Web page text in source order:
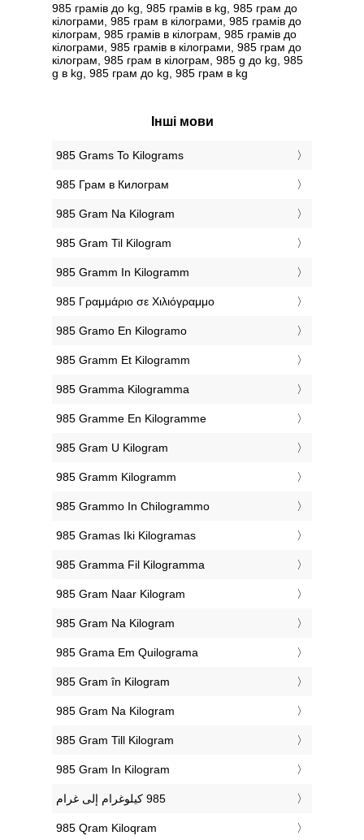
985 грамів до kg, 985 грамів в kg, 985 грам до
кілограми, 985 грам в кілограми, 985 грамів до
кілограм, 985 грамів в кілограм, 985 грамів до
кілограми, 985 грамів в кілограми, 985 грам до
кілограм, 985 грам в кілограм, 985 g до kg, 985
g в kg, 985 грам до kg, 985 грам в kg
Інші мови
‎985 Grams To Kilograms
‎985 Грам в Килограм
‎985 Gram Na Kilogram
‎985 Gram Til Kilogram
‎985 Gramm In Kilogramm
‎985 Γραμμάριο σε Χιλιόγραμμο
‎985 Gramo En Kilogramo
‎985 Gramm Et Kilogramm
‎985 Gramma Kilogramma
‎985 Gramme En Kilogramme
‎985 Gram U Kilogram
‎985 Gramm Kilogramm
‎985 Grammo In Chilogrammo
‎985 Gramas Iki Kilogramas
‎985 Gramma Fil Kilogramma
‎985 Gram Naar Kilogram
‎985 Gram Na Kilogram
‎985 Grama Em Quilograma
‎985 Gram în Kilogram
‎985 Gram Na Kilogram
‎985 Gram Till Kilogram
‎985 Gram In Kilogram
‎985 Qram Kiloqram